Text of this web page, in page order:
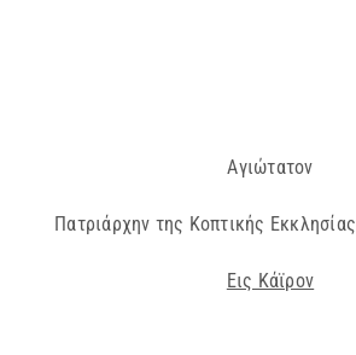
Αγιώτατον
Πατριάρχην της Koπτικής Εκκλησίας
Εις Κάϊρον